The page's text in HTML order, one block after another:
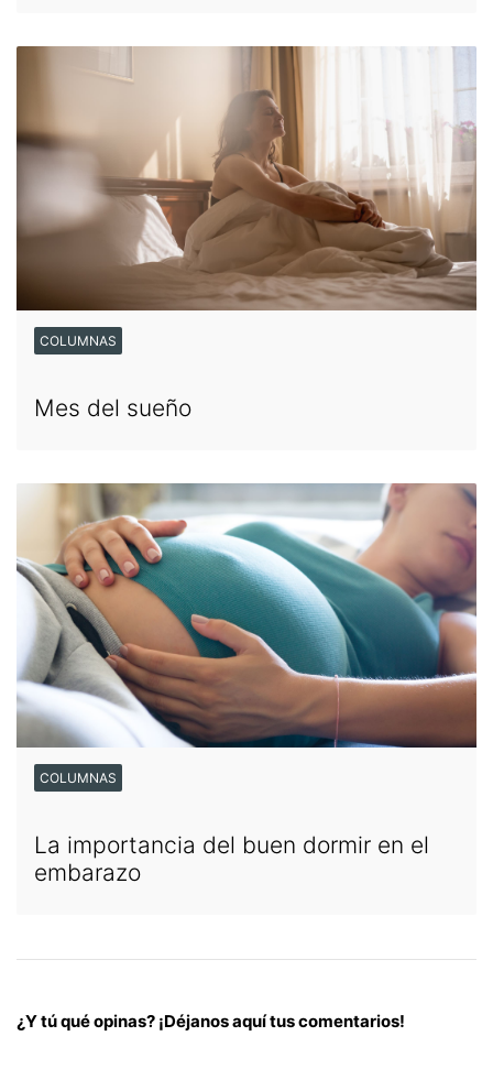
COLUMNAS
Mes del sueño
COLUMNAS
La importancia del buen dormir en el
embarazo
¿Y tú qué opinas? ¡Déjanos aquí tus comentarios!